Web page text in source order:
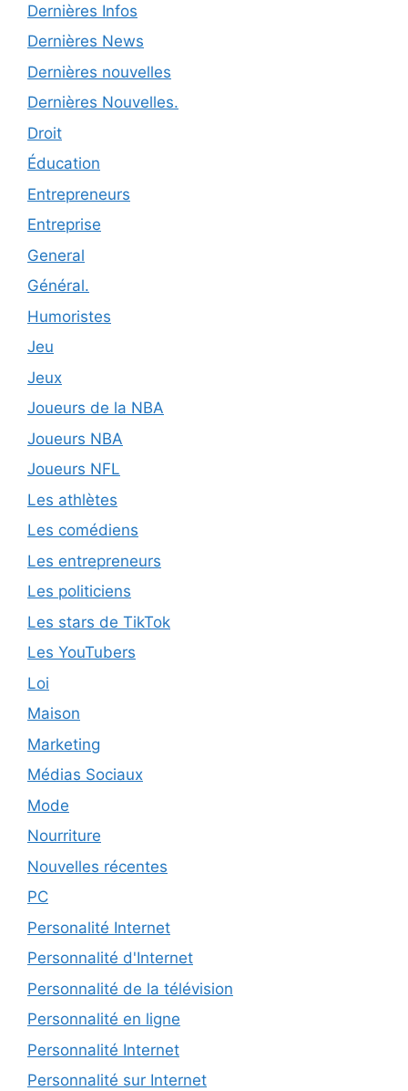
Dernières Infos
Dernières News
Dernières nouvelles
Dernières Nouvelles.
Droit
Éducation
Entrepreneurs
Entreprise
General
Général.
Humoristes
Jeu
Jeux
Joueurs de la NBA
Joueurs NBA
Joueurs NFL
Les athlètes
Les comédiens
Les entrepreneurs
Les politiciens
Les stars de TikTok
Les YouTubers
Loi
Maison
Marketing
Médias Sociaux
Mode
Nourriture
Nouvelles récentes
PC
Personalité Internet
Personnalité d'Internet
Personnalité de la télévision
Personnalité en ligne
Personnalité Internet
Personnalité sur Internet